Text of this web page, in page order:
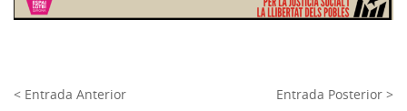
< Entrada Anterior Entrada Posterior >